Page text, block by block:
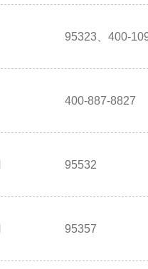
95323、400-
400-887-8827
95532
95357